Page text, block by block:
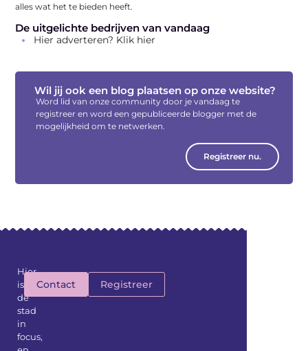
alles wat het te bieden heeft.
De uitgelichte bedrijven van vandaag
Hier adverteren? Klik hier
Wil jij ook een blog plaatsen op onze website?
Word lid van onze community door je vandaag te
registreer en word een gepubliceerde blogger met de
mogelijkheid om te netwerken.
Registreer nu.
Hier
is
de
stad
in
focus,
Contact Registreer